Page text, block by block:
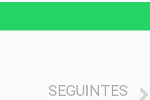
SEGUINTES